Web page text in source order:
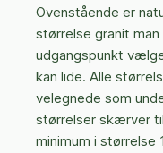
Ovenstående er
størrelse granit
udgangspunkt
kan lide. Alle
velegnede som
størrelser skærver
minimum i størrelse